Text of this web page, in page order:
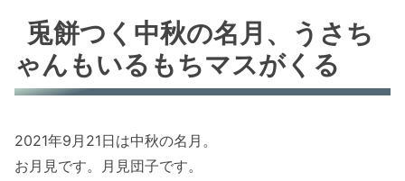
兎餅つく中秋の名月、うさち
ゃんもいるもちマスがくる
2021年9月21日は中秋の名月。
お月見です。月見団子です。